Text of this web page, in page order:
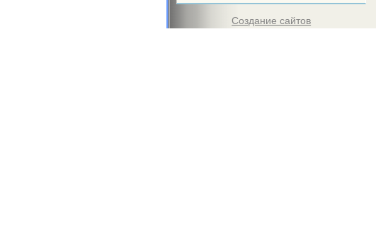
Создание сайтов